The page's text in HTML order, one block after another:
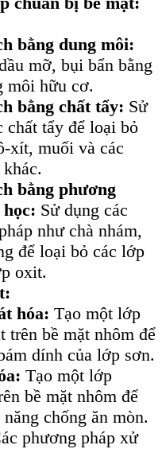
bằng dung môi:
mỡ, bụi bẩn bằng
môi hữu cơ.
bằng chất tẩy: Sử
chất tẩy để loại bỏ
xít, muối và các
bằng phương
Sử dụng các
như chà nhám,
để loại bỏ các lớp
oxit.
hóa: Tạo một lớp
trên bề mặt nhôm để
dính của lớp sơn.
Tạo một lớp
bề mặt nhôm để
chống ăn mòn.
phương pháp xử